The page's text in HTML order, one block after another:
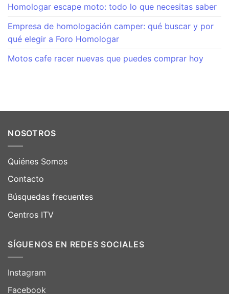
Homologar escape moto: todo lo que necesitas saber
Empresa de homologación camper: qué buscar y por
qué elegir a Foro Homologar
Motos cafe racer nuevas que puedes comprar hoy
NOSOTROS
Quiénes Somos
Contacto
Búsquedas frecuentes
Centros ITV
SÍGUENOS EN REDES SOCIALES
Instagram
Facebook